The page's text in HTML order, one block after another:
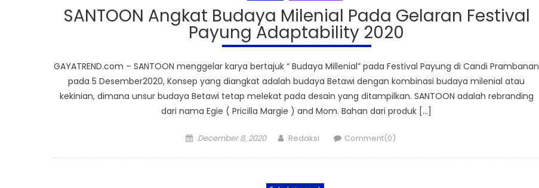
SANTOON Angkat Budaya Milenial Pada Gelaran Festival
Payung Adaptability 2020
GAYATREND.com – SANTOON menggelar karya bertajuk “ Budaya Millenial” pada Festival Payung di Candi Prambanan
pada 5 Desember2020, Konsep yang diangkat adalah budaya Betawi dengan kombinasi budaya milenial atau
kekinian, dimana unsur budaya Betawi tetap melekat pada desain yang ditampilkan. SANTOON adalah rebranding
dari nama Egie ( Pricilla Margie ) and Mom. Bahan dari produk […]
Posted
December 8, 2020 Author
Redaksi Comment(0)